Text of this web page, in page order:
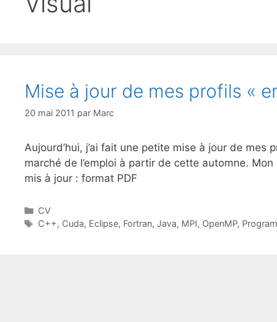
Mise à jour de mes profils «
20 mai 2011 par Marc
Aujourd’hui, j’ai fait une petite mise à jour de
marché de l’emploi à partir de cette automne.
mis à jour : format PDF
Catégories
CV
Étiquettes
C++, Cuda, Eclipse, Fortran, Java, MPI, OpenMP,